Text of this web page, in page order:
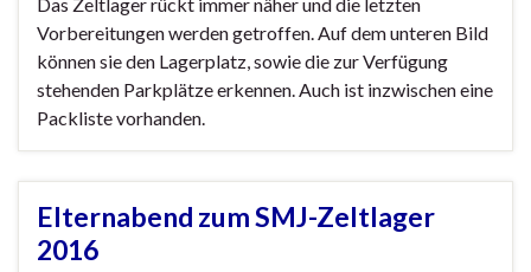
Das Zeltlager rückt immer näher und die letzten
Vorbereitungen werden getroffen. Auf dem unteren Bild
können sie den Lagerplatz, sowie die zur Verfügung
stehenden Parkplätze erkennen. Auch ist inzwischen eine
Packliste vorhanden.
Elternabend zum SMJ-Zeltlager
2016